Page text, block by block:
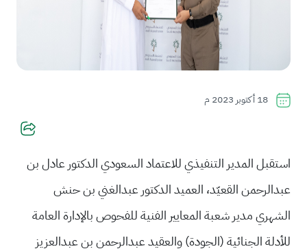
18 أكتوبر 2023 م
استقبل المدير التنفيذي للاعتماد السعودي الدكتور عادل بن
عبدالرحمن القعيّد، العميد الدكتور عبدالغني بن حنش
الشهري مدير شعبة المعايير الفنية للفحوص بالإدارة العامة
للأدلة الجنائية (الجودة) والعقيد عبدالرحمن بن عبدالعزيز